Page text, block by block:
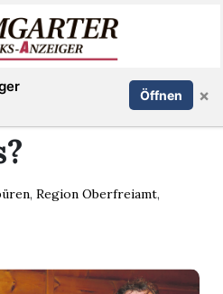
Abonnieren Anmelden
,Region Oberfreiamt,
Öffnen ×